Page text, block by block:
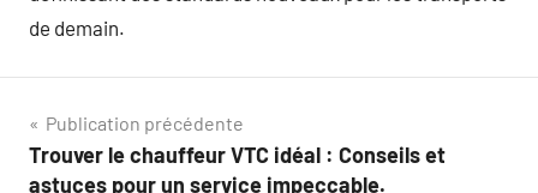
de demain.
Navigation
de
Publication précédente
Trouver le chauffeur VTC idéal : Conseils et
astuces pour un service impeccable.